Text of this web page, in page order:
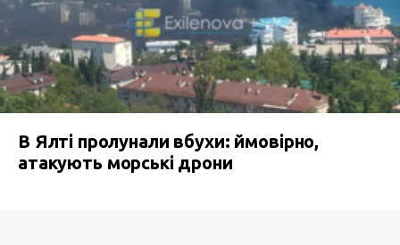
В Ялті пролунали вбухи: ймовірно,
атакують морські дрони